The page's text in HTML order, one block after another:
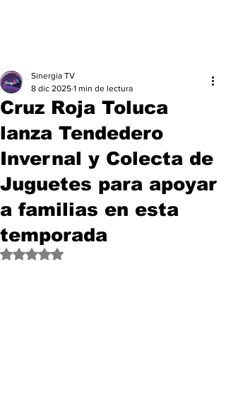
Cruz Roja Toluca
lanza Tendedero
Invernal y Colecta de
Juguetes para apoyar
a familias en esta
temporada
Sinergia TV
8 dic 2025 1 min de lectura
Obtuvo NaN de 5 estrellas.